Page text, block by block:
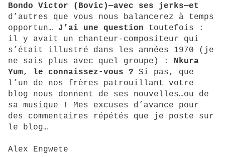
Bondo Victor (Bovic)—avec ses jerks—et
d’autres que vous nous balancerez à temps
opportun… J’ai une question toutefois :
il y avait un chanteur-compositeur qui
s’était illustré dans les années 1970 (je
ne sais plus avec quel groupe) : Nkura
Yum, le connaissez-vous ? Si pas, que
l’un de nos frères patrouillant votre
blog nous donnent de ses nouvelles…ou de
sa musique ! Mes excuses d’avance pour
des commentaires répétés que je poste sur
le blog…
Alex Engwete